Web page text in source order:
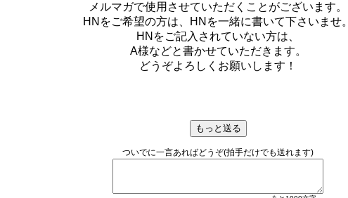
メルマガで使用させていただくことがございます。
HNをご希望の方は、HNを一緒に書いて下さいませ。
HNをご記入されていない方は、
A様などと書かせていただきます。
どうぞよろしくお願いします！
ついでに一言あればどうぞ(拍手だけでも送れます)